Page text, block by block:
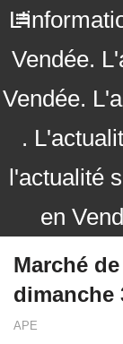
Vendée.
Vendée.
.
l'actualité
en
Marché
dimanche
APE